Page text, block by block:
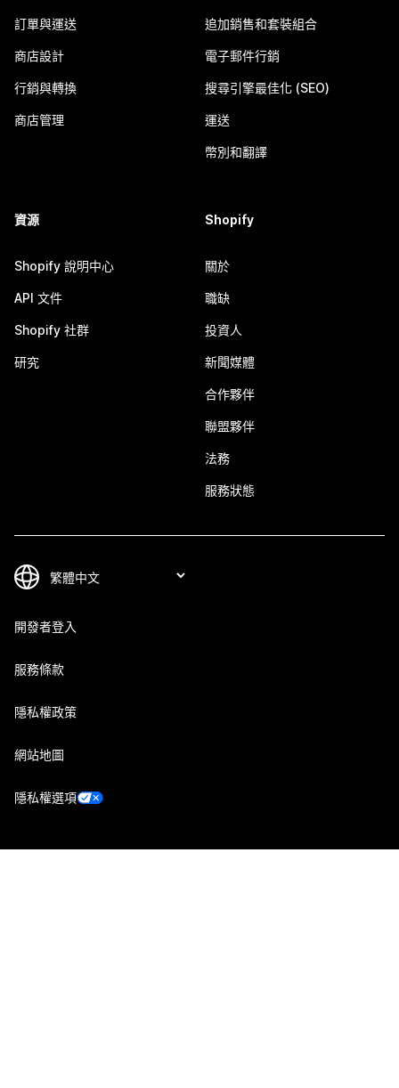
訂單與運送
商店設計
行銷與轉換
商店管理
追加銷售和套裝組合
電子郵件行銷
搜尋引擎最佳化 (SEO)
運送
幣別和翻譯
資源
Shopify 說明中心
API 文件
Shopify 社群
研究
Shopify
關於
職缺
投資人
新聞媒體
合作夥伴
聯盟夥伴
法務
服務狀態
開發者登入
服務條款
隱私權政策
網站地圖
隱私權選項